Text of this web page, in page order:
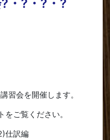
・?・?・?
習会を開催します。
ご覧ください。
仕訳編